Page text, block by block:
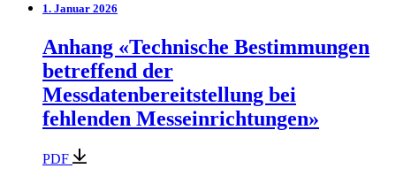
1. Januar 2026
Anhang «Technische Bestimmungen
betreffend der
Messdatenbereitstellung bei
fehlenden Messeinrichtungen»
PDF